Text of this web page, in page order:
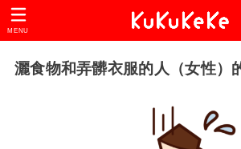
MENU
灑食物和弄髒衣服的人（女性）